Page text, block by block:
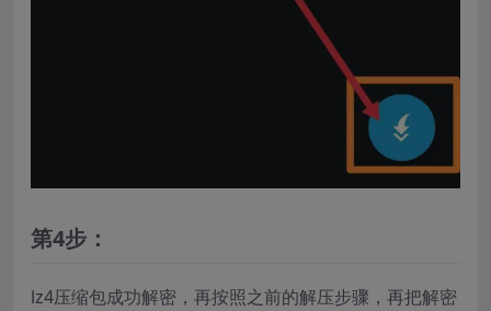
第4步：
lz4压缩包成功解密，再按照之前的解压步骤，再把解密